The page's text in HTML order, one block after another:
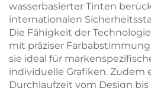
wasserbasierter Tinten
internationalen
Die Fähigkeit der
mit präziser
sie ideal für
individuelle Grafiken. Zudem
Durchlaufzeit vom Design